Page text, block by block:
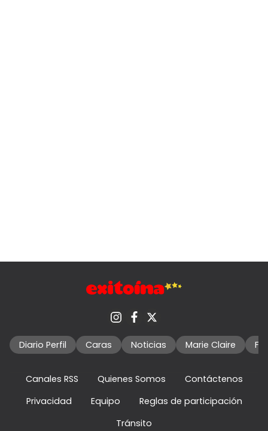
Diario Perfil Caras Noticias Marie Claire
Canales RSS Quienes Somos
Contáctenos
Privacidad
Equipo
Reglas de participación
Tránsito